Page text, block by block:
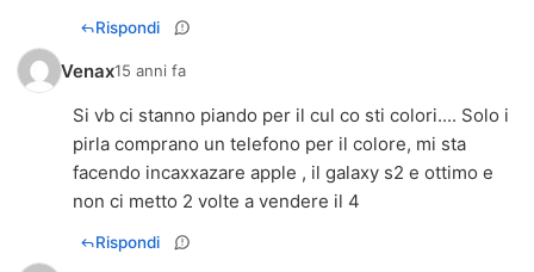
Rispondi
Venax15 anni fa
Si vb ci stanno piando per il cul co sti colori.... Solo i
pirla comprano un telefono per il colore, mi sta
facendo incaxxazare apple , il galaxy s2 e ottimo e
non ci metto 2 volte a vendere il 4
Rispondi